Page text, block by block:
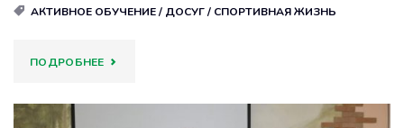
АКТИВНОЕ ОБУЧЕНИЕ/ ДОСУГ/ СПОРТИВНАЯ ЖИЗНЬ
ПОДРОБНЕЕ"«ПОД